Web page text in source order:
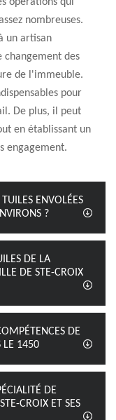
nombreuses.
un artisan
changement des
de l'immeuble.
pour
De plus, il peut
en établissant un
engagement.
ENVOLÉES
?
DE LA
DE STE-CROIX
DE
LE 1450
DE
CROIX ET SES